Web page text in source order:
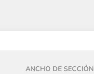
ANCHO DE SECCIÓN